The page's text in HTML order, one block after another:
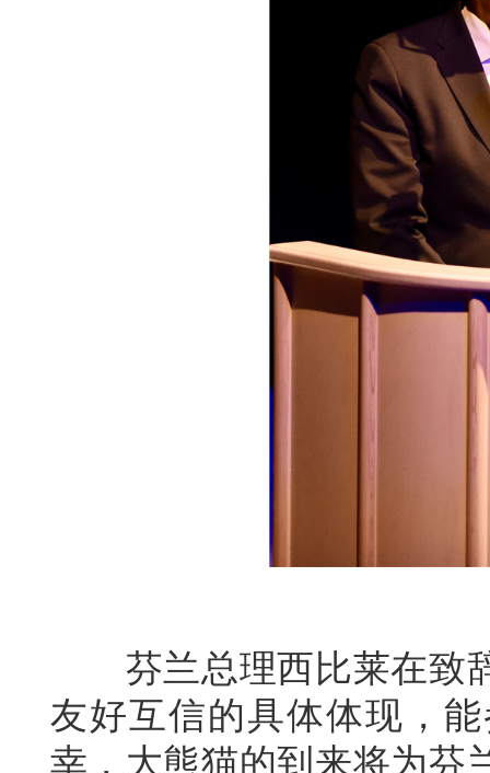
芬兰总理西比莱在致辞
友好互信的具体体现，
幸，大熊猫的到来将为芬